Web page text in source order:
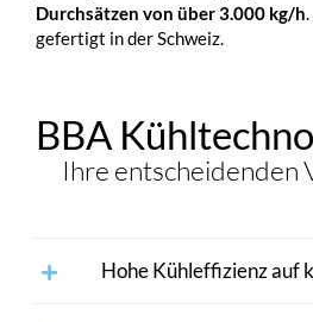
Durchsätzen von über 3.000 kg/h
gefertigt in der Schweiz.
BBA
Ihre entscheidenden
Hohe Kühleffizienz auf